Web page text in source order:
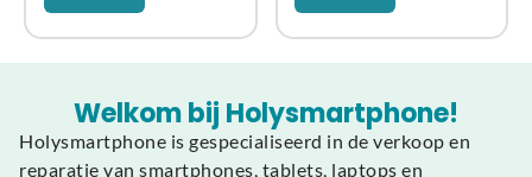
Welkom bij Holysmartphone!
Holysmartphone is gespecialiseerd in de verkoop en
reparatie van smartphones, tablets, laptops en